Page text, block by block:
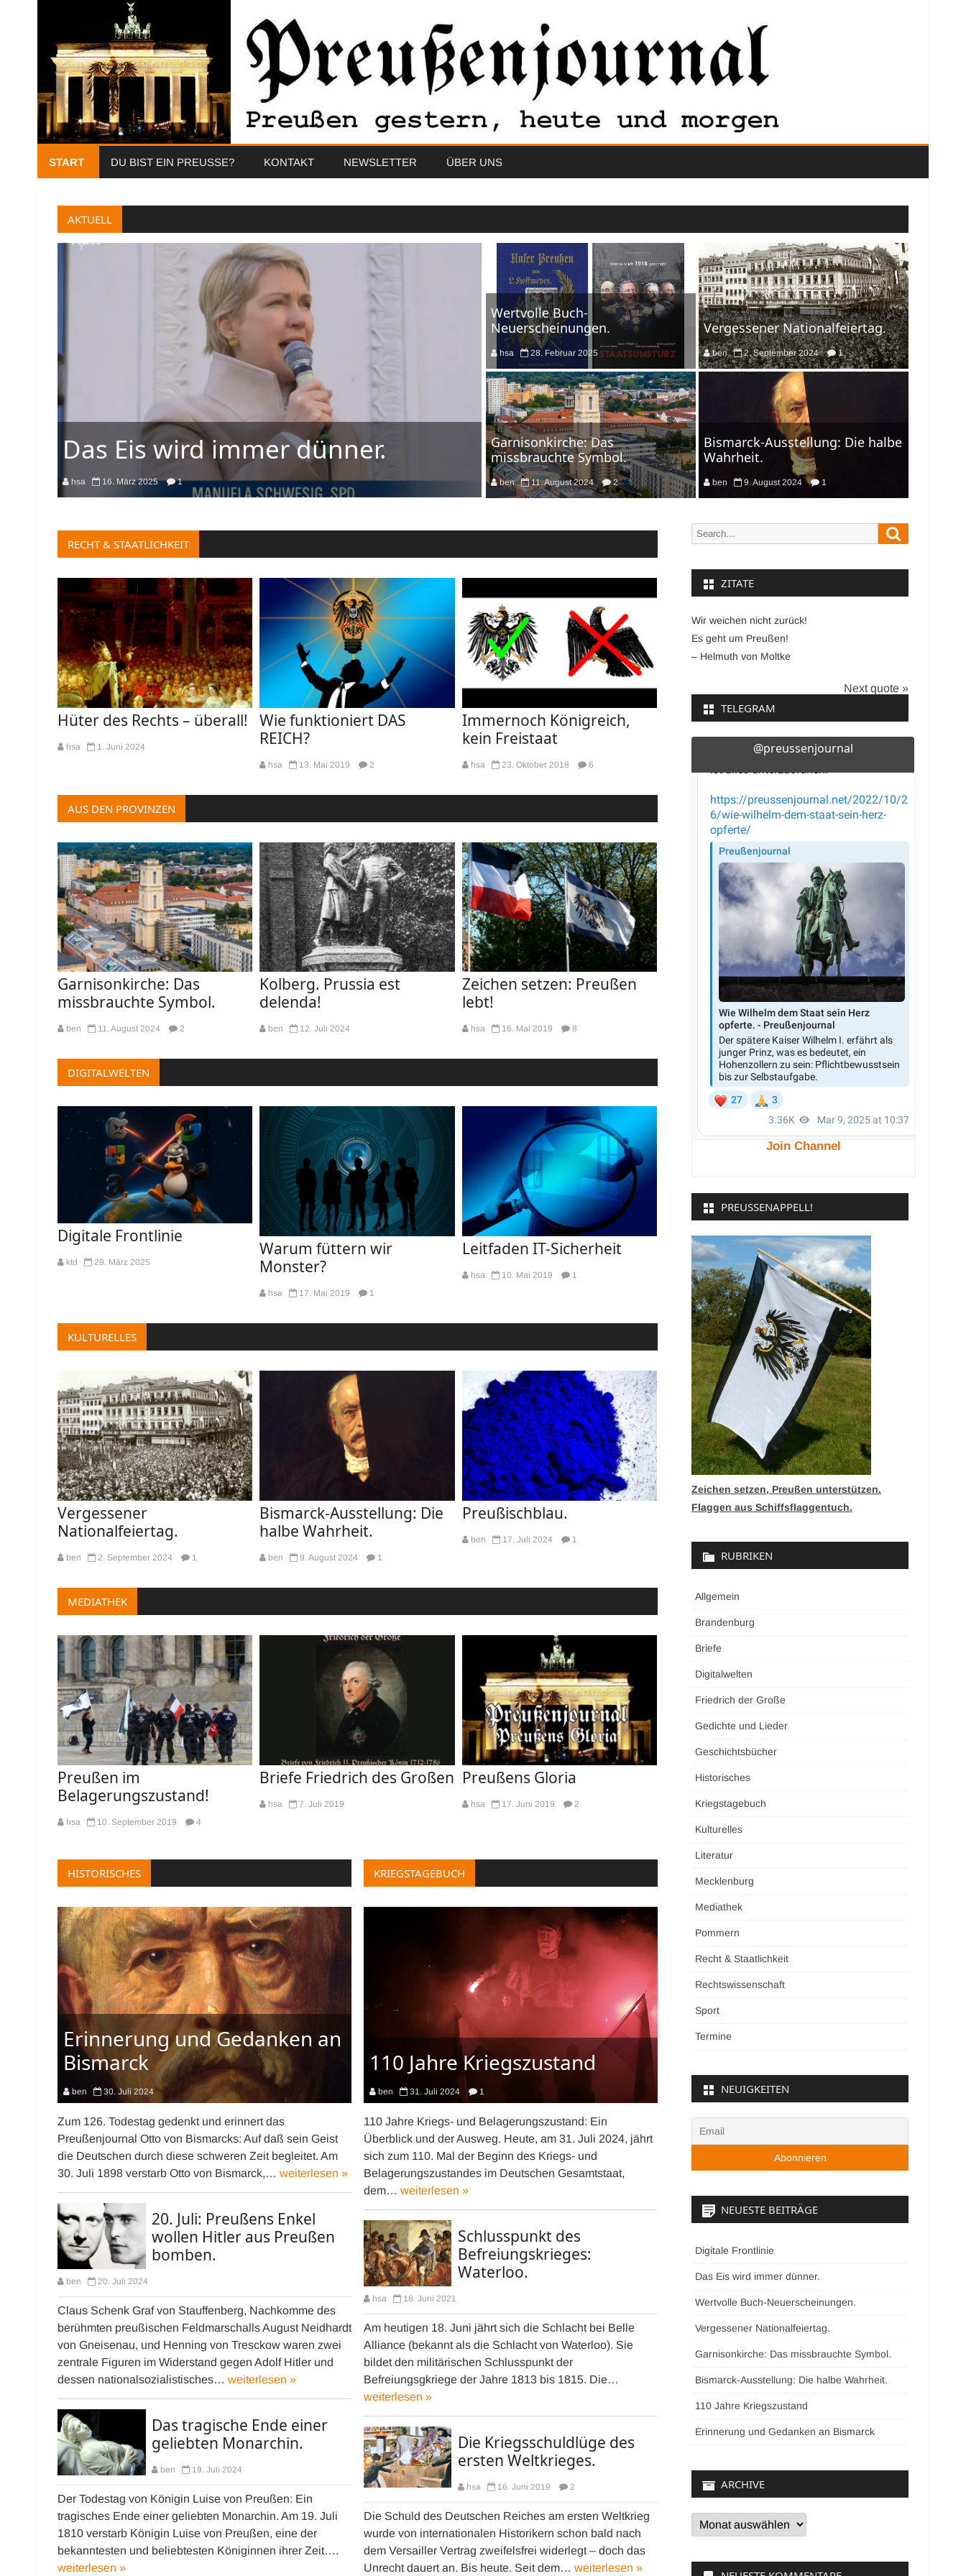
to
START DU BIST EIN PREUSSE? KONTAKT NEWSLETTER ÜBER UNS
AKTUELL
Das Eis wird immer dünner.
hsa 16. März 2025 1
Wertvolle Buch-
Neuerscheinungen.
hsa 28. Februar 2025
Vergessener Nationalfeiertag.
ben 2. September 2024 1
Garnisonkirche: Das
missbrauchte Symbol.
ben 11. August 2024 2
Bismarck-Ausstellung: Die halbe
Wahrheit.
ben 9. August 2024 1
RECHT & STAATLICHKEIT
Hüter des Rechts – überall!
hsa 1. Juni 2024
Wie funktioniert DAS
REICH?
hsa 13. Mai 2019 2
Immernoch Königreich,
kein Freistaat
hsa 23. Oktober 2018 6
AUS DEN PROVINZEN
Garnisonkirche: Das
missbrauchte Symbol.
ben 11. August 2024 2
Kolberg. Prussia est
delenda!
ben 12. Juli 2024
Zeichen setzen: Preußen
lebt!
hsa 16. Mai 2019 8
DIGITALWELTEN
Digitale Frontlinie
ktd 29. März 2025
Warum füttern wir
Monster?
hsa 17. Mai 2019 1
Leitfaden IT-Sicherheit
hsa 10. Mai 2019 1
KULTURELLES
Vergessener
Nationalfeiertag.
ben 2. September 2024 1
Bismarck-Ausstellung: Die
halbe Wahrheit.
ben 9. August 2024 1
Preußischblau.
ben 17. Juli 2024 1
MEDIATHEK
Preußen im
Belagerungszustand!
hsa 10. September 2019 4
Briefe Friedrich des Großen
hsa 7. Juli 2019
Preußens Gloria
hsa 17. Juni 2019 2
HISTORISCHES
Erinnerung und Gedanken an
Bismarck
ben 30. Juli 2024
Zum 126. Todestag gedenkt und erinnert das
Preußenjournal Otto von Bismarcks: Auf daß sein Geist
die Deutschen durch diese schweren Zeit begleitet. Am
30. Juli 1898 verstarb Otto von Bismarck,… weiterlesen »
20. Juli: Preußens Enkel
wollen Hitler aus Preußen
bomben.
ben 20. Juli 2024
Claus Schenk Graf von Stauffenberg, Nachkomme des
berühmten preußischen Feldmarschalls August Neidhardt
von Gneisenau, und Henning von Tresckow waren zwei
zentrale Figuren im Widerstand gegen Adolf Hitler und
dessen nationalsozialistisches… weiterlesen »
Das tragische Ende einer
geliebten Monarchin.
ben 19. Juli 2024
Der Todestag von Königin Luise von Preußen: Ein
tragisches Ende einer geliebten Monarchin. Am 19. Juli
1810 verstarb Königin Luise von Preußen, eine der
bekanntesten und beliebtesten Königinnen ihrer Zeit….
weiterlesen »
KRIEGSTAGEBUCH
110 Jahre Kriegszustand
ben 31. Juli 2024 1
110 Jahre Kriegs- und Belagerungszustand: Ein
Überblick und der Ausweg. Heute, am 31. Juli 2024, jährt
sich zum 110. Mal der Beginn des Kriegs- und
Belagerungszustandes im Deutschen Gesamtstaat,
dem… weiterlesen »
Schlusspunkt des
Befreiungskrieges:
Waterloo.
hsa 18. Juni 2021
Am heutigen 18. Juni jährt sich die Schlacht bei Belle
Alliance (bekannt als die Schlacht von Waterloo). Sie
bildet den militärischen Schlusspunkt der
Befreiungsgkriege der Jahre 1813 bis 1815. Die…
weiterlesen »
Die Kriegsschuldlüge des
ersten Weltkrieges.
hsa 16. Juni 2019 2
Die Schuld des Deutschen Reiches am ersten Weltkrieg
wurde von internationalen Historikern schon bald nach
dem Versailler Vertrag zweifelsfrei widerlegt – doch das
Unrecht dauert an. Bis heute. Seit dem… weiterlesen »
Search
ZITATE
Wir weichen nicht zurück!
Es geht um Preußen!
– Helmuth von Moltke
Next quote »
TELEGRAM
@preussenjournal
Join Channel
PREUSSENAPPELL!
Zeichen setzen, Preußen unterstützen.
Flaggen aus Schiffsflaggentuch.
RUBRIKEN
Allgemein
Brandenburg
Briefe
Digitalwelten
Friedrich der Große
Gedichte und Lieder
Geschichtsbücher
Historisches
Kriegstagebuch
Kulturelles
Literatur
Mecklenburg
Mediathek
Pommern
Recht & Staatlichkeit
Rechtswissenschaft
Sport
Termine
NEUIGKEITEN
NEUESTE BEITRÄGE
Digitale Frontlinie
Das Eis wird immer dünner.
Wertvolle Buch-Neuerscheinungen.
Vergessener Nationalfeiertag.
Garnisonkirche: Das missbrauchte Symbol.
Bismarck-Ausstellung: Die halbe Wahrheit.
110 Jahre Kriegszustand
Erinnerung und Gedanken an Bismarck
ARCHIVE
Archive